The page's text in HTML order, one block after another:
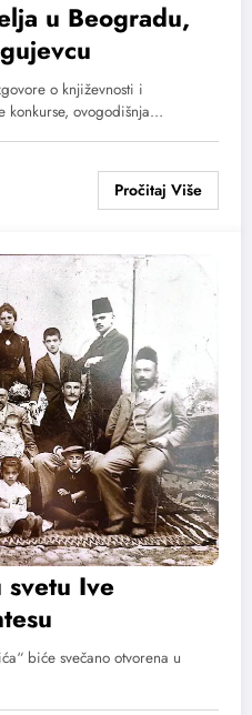
u Beogradu,
o književnosti i
konkurse, ovogodišnja…
svetu Ive
biće svečano otvorena u